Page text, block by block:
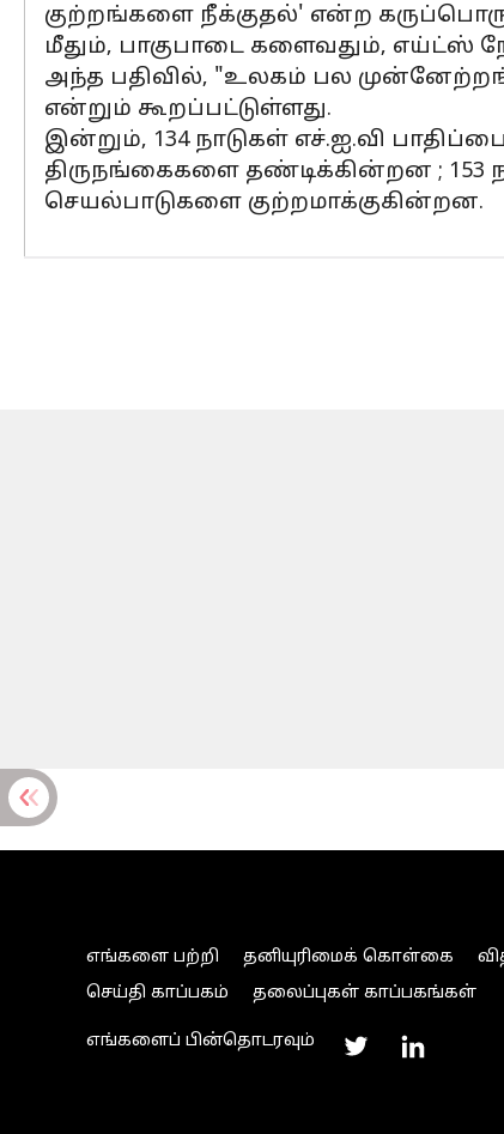
குற்றங்களை நீக்குதல்' என்ற
மீதும், பாகுபாடை களைவதும், எய்ட்ஸ்
அந்த பதிவில், "உலகம் பல
என்றும் கூறப்பட்டுள்ளது.
இன்றும், 134 நாடுகள் எச்.ஐ.வி
திருநங்கைகளை தண்டிக்கின்றன ; 153
செயல்பாடுகளை குற்றமாக்குகின்றன.
எங்களை பற்றி தனியுரிமைக் கொள்கை
செய்தி காப்பகம்
தலைப்புகள் காப்பகங்கள்
எங்களைப் பின்தொடரவும்